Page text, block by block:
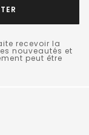
recevoir la
nouveautés et
peut être